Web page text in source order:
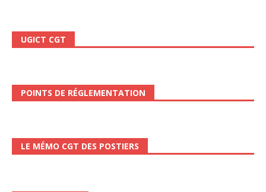
UGICT CGT
POINTS DE RÉGLEMENTATION
LE MÉMO CGT DES POSTIERS